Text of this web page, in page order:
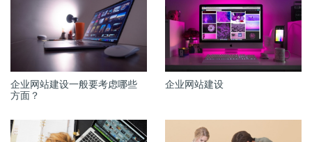
企业网站建设一般要考虑哪些
方面？
企业网站建设